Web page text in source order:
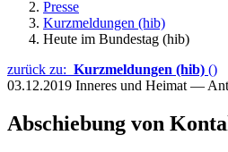
Presse
Kurzmeldungen (hib)
Heute im Bundestag (hib)
zurück zu: Kurzmeldungen (hib) ()
03.12.2019 Inneres und Heimat —
Abschiebung von